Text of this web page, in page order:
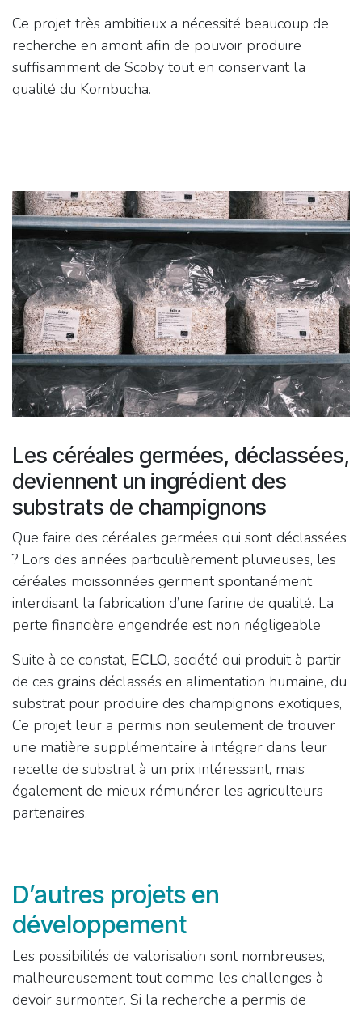
Ce projet très ambitieux a nécessité beaucoup de
recherche en amont afin de pouvoir produire
suffisamment de Scoby tout en conservant la
qualité du Kombucha.
Les céréales germées, déclassées,
deviennent un ingrédient des
substrats de champignons
Que faire des céréales germées qui sont déclassées
? Lors des années particulièrement pluvieuses, les
céréales moissonnées germent spontanément
interdisant la fabrication d’une farine de qualité. La
perte financière engendrée est non négligeable
Suite à ce constat, ECLO, société qui produit à partir
de ces grains déclassés en alimentation humaine, du
substrat pour produire des champignons exotiques,
Ce projet leur a permis non seulement de trouver
une matière supplémentaire à intégrer dans leur
recette de substrat à un prix intéressant, mais
également de mieux rémunérer les agriculteurs
partenaires.
D’autres projets en
développement
Les possibilités de valorisation sont nombreuses,
malheureusement tout comme les challenges à
devoir surmonter. Si la recherche a permis de